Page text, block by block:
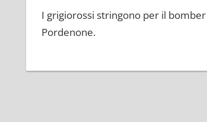
I grigiorossi stringono per il
Pordenone.